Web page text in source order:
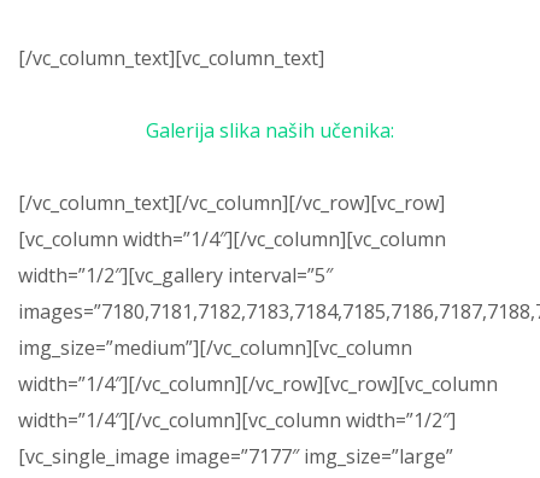
[/vc_column_text][vc_column_text]
Galerija slika naših učenika:
[/vc_column_text][/vc_column][/vc_row][vc_row]
[vc_column width=”1/4″][/vc_column][vc_column
width=”1/2″][vc_gallery interval=”5″
img_size=”medium”][/vc_column][vc_column
width=”1/4″][/vc_column][/vc_row][vc_row][vc_column
width=”1/4″][/vc_column][vc_column width=”1/2″]
[vc_single_image image=”7177″ img_size=”large”